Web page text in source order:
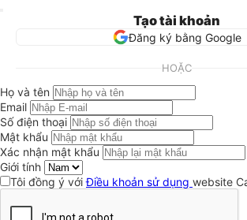
Tạo tài khoản
Đăng ký bằng Google
HOẶC
Họ và tên
Email
Số điện thoại
Mật khẩu
Xác nhận mật khẩu
Giới tính
Tôi đồng ý vớiĐiều khoản sử dụng website